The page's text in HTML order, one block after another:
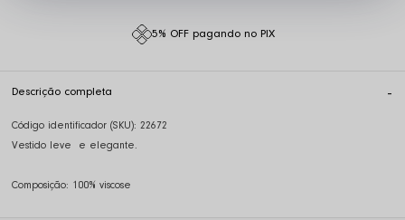
5% OFF pagando no PIX
Descrição completa
Código identificador (SKU): 22672
Vestido leve e elegante.
Composição: 100% viscose